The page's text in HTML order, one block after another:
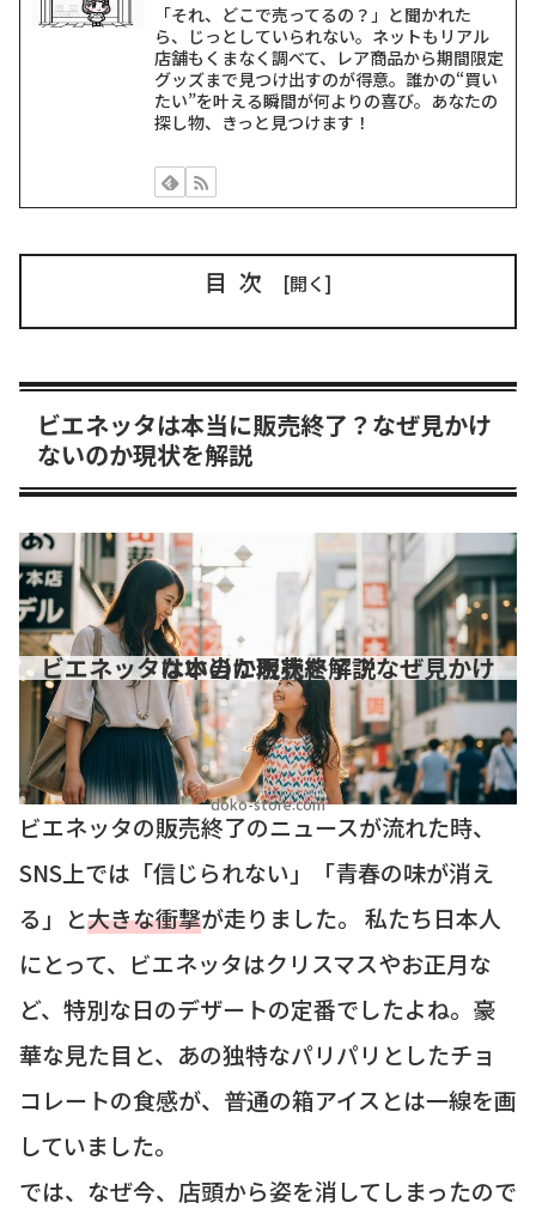
「それ、どこで売ってるの？」と聞かれた
ら、じっとしていられない。ネットもリアル
店舗もくまなく調べて、レア商品から期間限定
グッズまで見つけ出すのが得意。誰かの“買い
たい”を叶える瞬間が何よりの喜び。あなたの
探し物、きっと見つけます！
目次
ビエネッタは本当に販売終了？なぜ見かけ
ないのか現状を解説
doko-store.com
ビエネッタは本当に販売終了？なぜ見かけないのか現状を解説
ビエネッタの販売終了のニュースが流れた時、
SNS上では「信じられない」「青春の味が消え
る」と大きな衝撃が走りました。 私たち日本人
にとって、ビエネッタはクリスマスやお正月な
ど、特別な日のデザートの定番でしたよね。豪
華な見た目と、あの独特なパリパリとしたチョ
コレートの食感が、普通の箱アイスとは一線を画
していました。
では、なぜ今、店頭から姿を消してしまったので